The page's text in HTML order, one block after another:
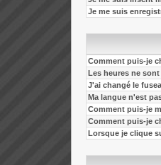
Je me suis
Comment puis-je
Les heures ne
J'ai changé le
Ma langue n'est
Comment puis-je
Comment puis-je
Lorsque je clique